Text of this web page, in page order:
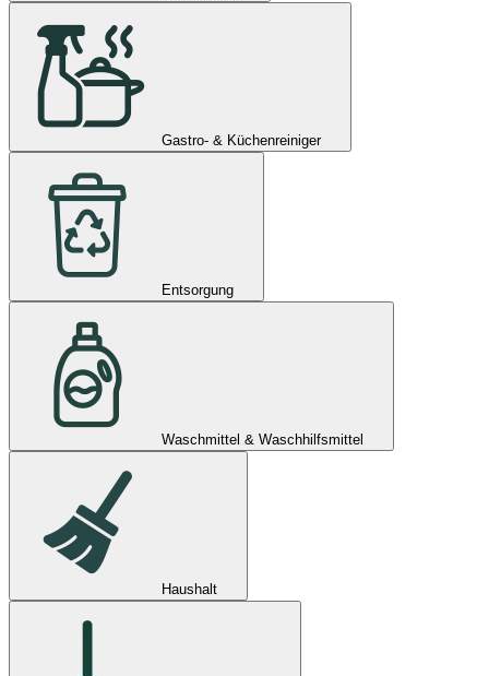
Gastro- & Küchenreiniger
Entsorgung
Waschmittel & Waschhilfsmittel
Haushalt